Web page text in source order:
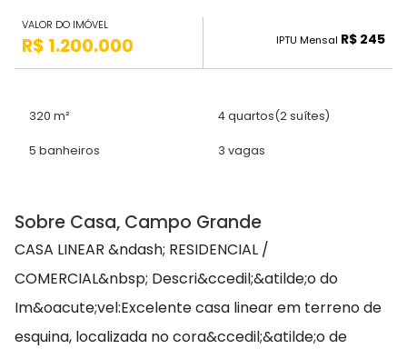
VALOR DO IMÓVEL
R$ 1.200.000 IPTU Mensal R$ 245
320 m² 4 quartos(2 suítes)
5 banheiros 3 vagas
Sobre Casa, Campo Grande
CASA LINEAR &ndash; RESIDENCIAL /
COMERCIAL&nbsp; Descri&ccedil;&atilde;o do
Im&oacute;vel:Excelente casa linear em terreno de
esquina, localizada no cora&ccedil;&atilde;o de